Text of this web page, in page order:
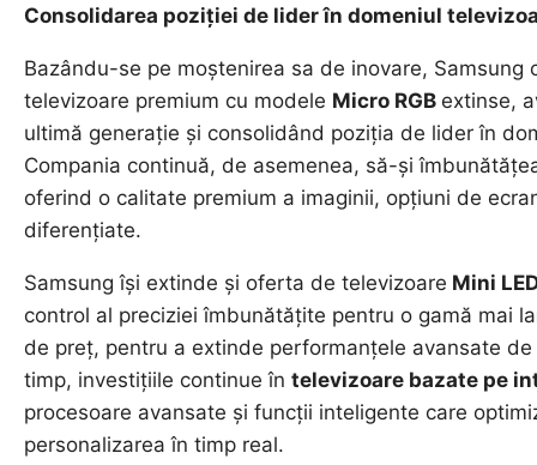
Consolidarea poziției de lider în domeniul
Bazându-se pe moștenirea sa de inovare,
televizoare premium cu modele Micro RGB extinse,
ultimă generație și consolidând poziția de lider în
Compania continuă, de asemenea, să-și
oferind o calitate premium a imaginii, opțiuni de
diferențiate.
Samsung își extinde și oferta de televizoare Mini
control al preciziei îmbunătățite pentru o gamă mai
de preț, pentru a extinde performanțele avansate
timp, investițiile continue în televizoare bazate pe
procesoare avansate și funcții inteligente care
personalizarea în timp real.